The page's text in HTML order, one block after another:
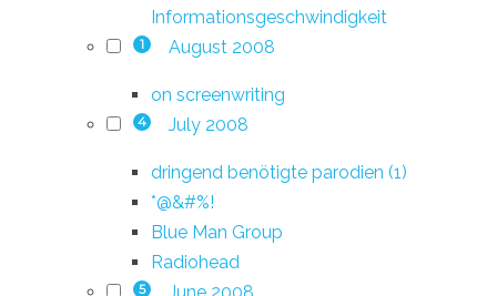
Informationsgeschwindigkeit
1 August 2008
on screenwriting
4 July 2008
dringend benötigte parodien (1)
*@&#%!
Blue Man Group
Radiohead
5 June 2008